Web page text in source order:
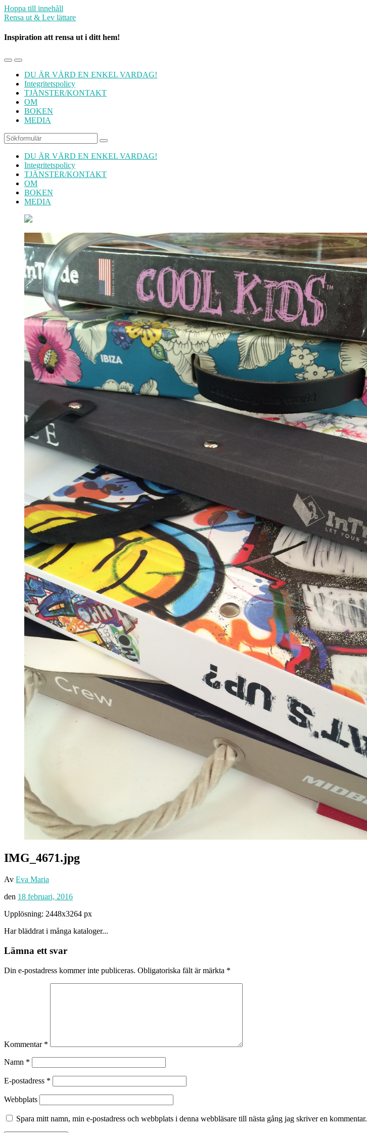
Hoppa till innehåll
Rensa ut & Lev lättare
Inspiration att rensa ut i ditt hem!
Slå
mobilmenyn
Slå
på/av
sökfältet
DU ÄR VÄRD EN ENKEL VARDAG!
Integritetspolicy
TJÄNSTER/KONTAKT
OM
BOKEN
MEDIA
Sök
DU ÄR VÄRD EN ENKEL VARDAG!
Integritetspolicy
TJÄNSTER/KONTAKT
OM
BOKEN
MEDIA
IMG_4671.jpg
Av Eva Maria
den 18 februari, 2016
Upplösning: 2448x3264 px
Har bläddrat i många kataloger...
Lämna ett svar
Din e-postadress kommer inte publiceras. Obligatoriska fält är märkta *
Kommentar *
Namn *
E-postadress *
Webbplats
Spara mitt namn, min e-postadress och webbplats i denna webbläsare till nästa gång jag skriver en kommentar.